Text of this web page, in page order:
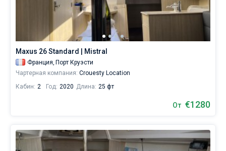
себе
жизни
без
Порт
Круэсти
Maxus 26 Standard | Mistral
Франция, Порт Круэсти
Чартерная компания: Crouesty Location
Кабин: 2 Год: 2020 Длина: 25 фт
От €1280